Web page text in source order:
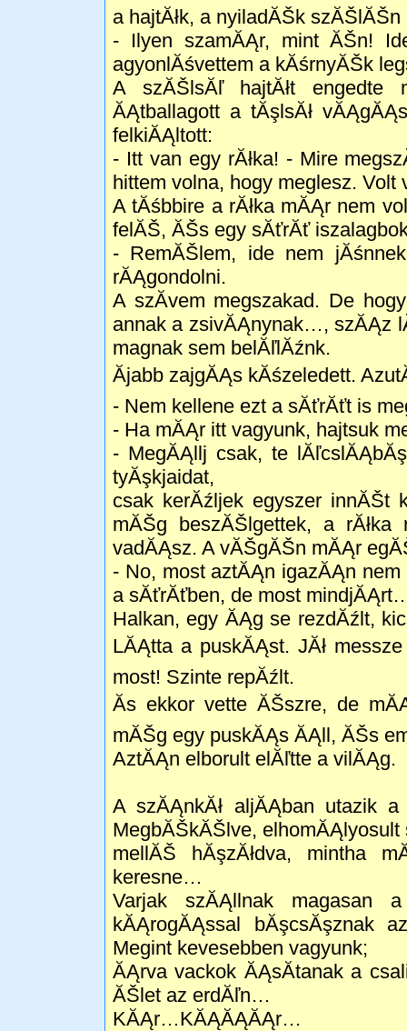
a hajtĂłk, a nyiladĂŠk
- Ilyen szamĂĄr, mint ĂŠn!
agyonlĂśvettem a kĂśrnyĂŠk
A szĂŠlsĂľ hajtĂłt engedte
ĂĄtballagott a tĂşlsĂł
felkiĂĄltott:
- Itt van egy rĂłka! - Mire
hittem volna, hogy meglesz.
A tĂśbbire a rĂłka mĂĄr nem
felĂŠ, ĂŠs egy sĂťrĂť
- RemĂŠlem, ide nem
rĂĄgondolni.
A szĂ­vem megszakad. De
annak a zsivĂĄnynak…, szĂĄz
magnak sem belĂľlĂźnk.
Ăjabb zajgĂĄs kĂśzeledett.
- Nem kellene ezt a sĂťrĂťt is
- Ha mĂĄr itt vagyunk, hajtsuk
- MegĂĄllj csak, te
tyĂşkjaidat,
csak kerĂźljek egyszer innĂŠt
mĂŠg beszĂŠlgettek, a
vadĂĄsz. A vĂŠgĂŠn mĂĄr
- No, most aztĂĄn igazĂĄn
a sĂťrĂťben, de most
Halkan, egy ĂĄg se rezdĂźlt,
LĂĄtta a puskĂĄst. JĂł
most! Szinte repĂźlt.
Ăs ekkor vette ĂŠszre, de
mĂŠg egy puskĂĄs ĂĄll, ĂŠs
AztĂĄn elborult elĂľtte a vilĂĄg.
A szĂĄnkĂł aljĂĄban utazik
MegbĂŠkĂŠlve,
mellĂŠ hĂşzĂłdva, mintha
keresne…
Varjak szĂĄllnak magasan
kĂĄrogĂĄssal bĂşcsĂşznak
Megint kevesebben vagyunk;
ĂĄrva vackok ĂĄsĂ­tanak a
ĂŠlet az erdĂľn…
KĂĄr…KĂĄĂĄĂĄr…